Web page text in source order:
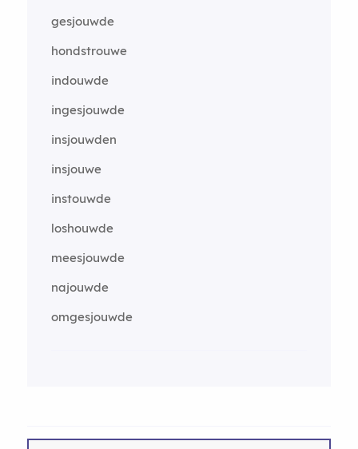
gesjouwde
hondstrouwe
indouwde
ingesjouwde
insjouwden
insjouwe
instouwde
loshouwde
meesjouwde
najouwde
omgesjouwde